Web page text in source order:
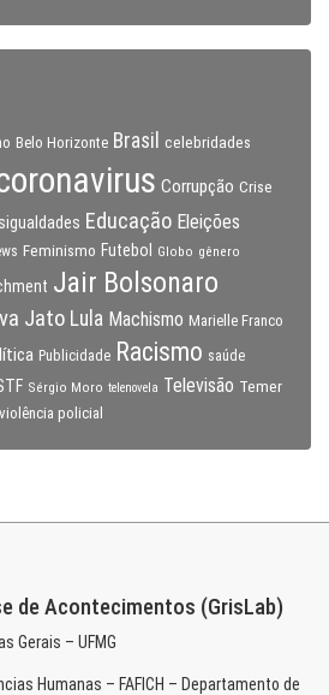
Belo Horizonte Brasil celebridades
Corrupção Crise
Educação Eleições
Feminismo Futebol Globo gênero
Jair Bolsonaro
Jato Lula Machismo Marielle Franco
Publicidade Racismo saúde
Sérgio Moro telenovela Televisão Temer
violência policial
de Acontecimentos (GrisLab)
Gerais – UFMG
Humanas – FAFICH – Departamento de